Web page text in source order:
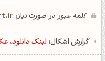
کلمه عبور در صورت نیاز:
گزارش اشکال: لینک دانلود،